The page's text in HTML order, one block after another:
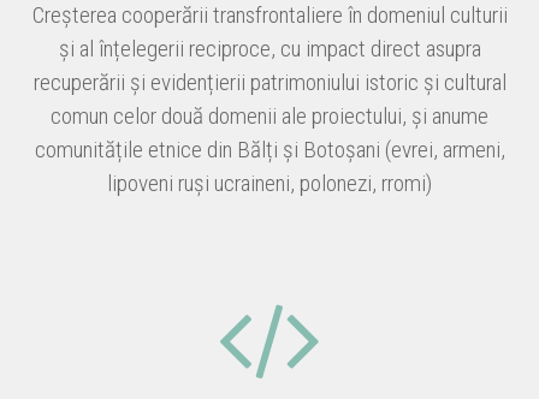
Creșterea cooperării transfrontaliere în domeniul culturii
și al înțelegerii reciproce, cu impact direct asupra
recuperării și evidențierii patrimoniului istoric și cultural
comun celor două domenii ale proiectului, și anume
comunitățile etnice din Bălți și Botoșani (evrei, armeni,
lipoveni ruși ucraineni, polonezi, rromi)